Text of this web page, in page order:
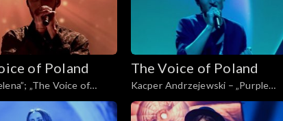
of Poland
„The Voice of
30 listopada 2024
The Voice of Poland
Kacper Andrzejewski – „Purple
Rain”; „The Voice of Poland”, Finał,
30 listopada 2024